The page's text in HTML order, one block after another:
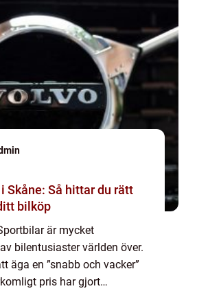
Skåne: Så hittar du rätt
bilköp
är mycket
bilentusiaster världen över.
äga en ”snabb och vacker”
pris har gjort